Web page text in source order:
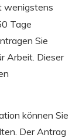
wenigstens
Tage
Sie
Arbeit. Dieser
können Sie
Der Antrag